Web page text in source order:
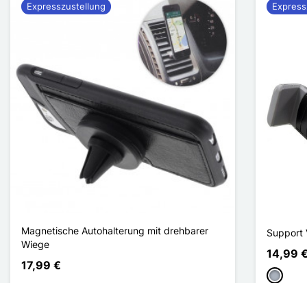
Magnetische Autohalterung mit drehbarer
Wiege
17,99 €
Expresszustellung
Support
14,99
Grau